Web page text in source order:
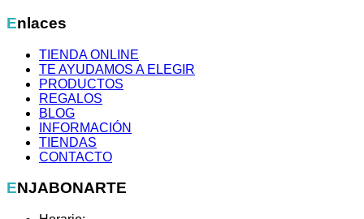
Enlaces
TIENDA ONLINE
TE AYUDAMOS A ELEGIR
PRODUCTOS
REGALOS
BLOG
INFORMACIÓN
TIENDAS
CONTACTO
ENJABONARTE